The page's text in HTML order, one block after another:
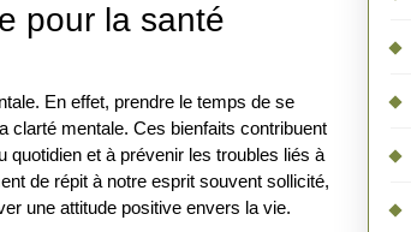
pour la santé
En effet, prendre le temps de se
clarté mentale. Ces bienfaits contribuent
quotidien et à prévenir les troubles liés à
de répit à notre esprit souvent sollicité,
une attitude positive envers la vie.